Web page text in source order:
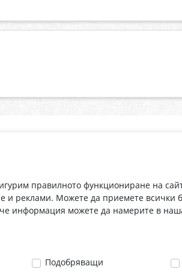
се съгласявам сПолитиката за лични данни .
правилното функциониране на
и реклами. Можете да приемете всички
информация можете да намерите в
Подобряващи